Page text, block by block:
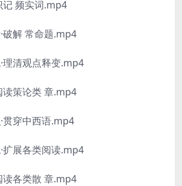
频实词.mp4
解 常命题.mp4
清观点释变.mp4
策论类 章.mp4
穿中西语.mp4
展各类阅读.mp4
各类散 章.mp4